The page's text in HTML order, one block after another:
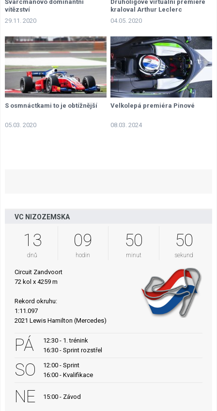
Švarcmanovo dominantní
vítězství
29.11. 2020
Druholigové virtuální premiéře
kraloval Arthur Leclerc
04.05. 2020
S osmnáctkami to je obtížnější
05.03. 2020
Velkolepá premiéra Pinové
08.03. 2024
VC NIZOZEMSKA
13
dnů
09
hodin
50
minut
48
sekund
Circuit Zandvoort
72 kol x 4259 m
Rekord okruhu:
1:11.097
2021 Lewis Hamilton (Mercedes)
PÁ
12:30 - 1. trénink
16:30 - Sprint rozstřel
SO
12:00 - Sprint
16:00 - Kvalifikace
NE 15:00 - Závod